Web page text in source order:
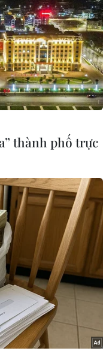
tuyên bố rút
nghị sỹ đảng Cộng
như các đồng
tiếng phản đối
thành phố trực